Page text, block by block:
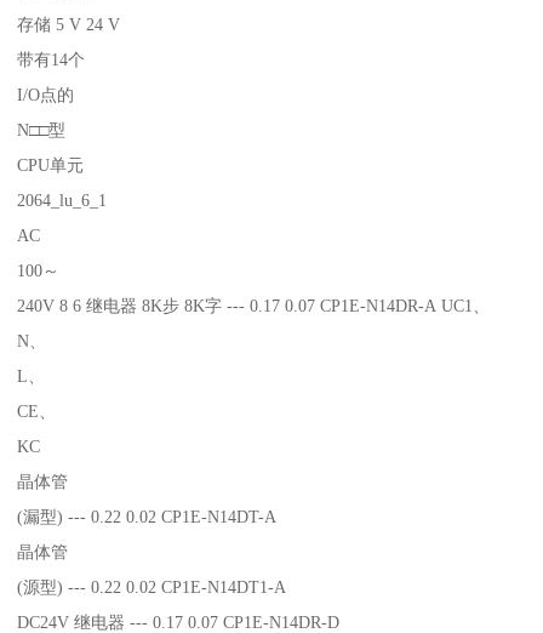
存储 5 V 24 V
带有14个
I/O点的
N□□型
CPU单元
2064_lu_6_1
AC
100～
240V 8 6 继电器 8K步 8K字 --- 0.17 0.07 CP1E-N14DR-A UC1、
N、
L、
CE、
KC
晶体管
(漏型) --- 0.22 0.02 CP1E-N14DT-A
晶体管
(源型) --- 0.22 0.02 CP1E-N14DT1-A
DC24V 继电器 --- 0.17 0.07 CP1E-N14DR-D